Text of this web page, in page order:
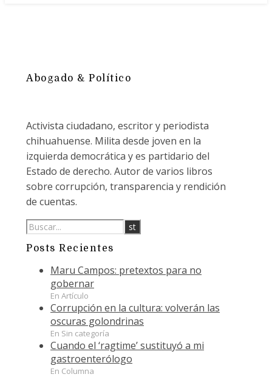
Abogado & Político
Activista ciudadano, escritor y periodista
chihuahuense. Milita desde joven en la
izquierda democrática y es partidario del
Estado de derecho. Autor de varios libros
sobre corrupción, transparencia y rendición
de cuentas.
Posts Recientes
Maru Campos: pretextos para no
gobernar
En Artículo
Corrupción en la cultura: volverán las
oscuras golondrinas
En Sin categoría
Cuando el ‘ragtime’ sustituyó a mi
gastroenterólogo
En Columna